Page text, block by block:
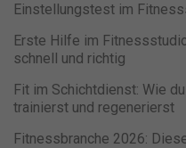
Einstellungstest im
Erste Hilfe im
schnell und richtig
Fit im Schichtdienst: Wie
trainierst und regenerierst
Fitnessbranche 2026:
Marketing (1)
Marketing-Cookies werden von
sie Besucher über Websites